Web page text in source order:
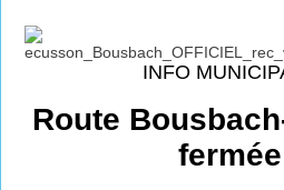
INFO
Route
fermée